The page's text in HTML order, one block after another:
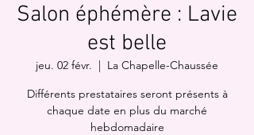
Salon éphémère : Lavie
est belle
jeu. 02 févr.
  |
La Chapelle-Chaussée
Différents prestataires seront présents à
chaque date en plus du marché
hebdomadaire